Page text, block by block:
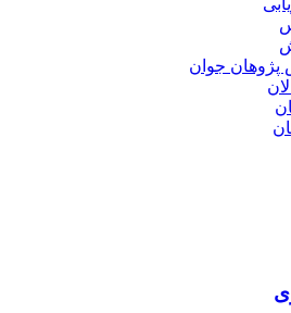
پژوهان جوان